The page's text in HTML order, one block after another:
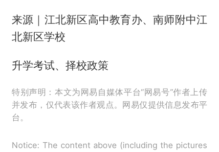
来源｜江北新区高中教育办、南师附中江
北新区学校
升学考试、择校政策
特别声明：本文为网易自媒体平台“网易号”作者上传
并发布，仅代表该作者观点。网易仅提供信息发布平
台。
Notice: The content above (including the pictures